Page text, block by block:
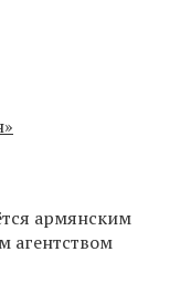
армянским
агентством